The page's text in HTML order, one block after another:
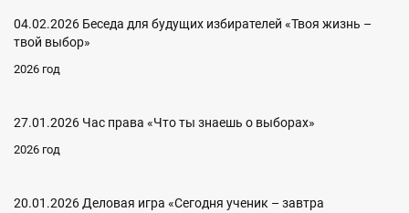
04.02.2026 Беседа для будущих избирателей «Твоя жизнь –
твой выбор»
2026 год
27.01.2026 Час права «Что ты знаешь о выборах»
2026 год
20.01.2026 Деловая игра «Сегодня ученик – завтра